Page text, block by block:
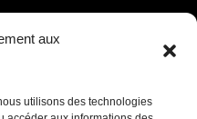
aux
utilisons des technologies
et des coopératives